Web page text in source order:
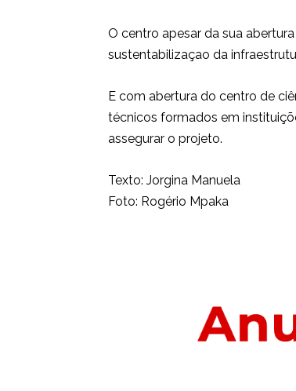
O centro apesar da sua
sustentabilizaçao da
E com abertura do centro de
técnicos formados em
assegurar o projeto.
Texto: Jorgina Manuela
Foto: Rogério Mpaka